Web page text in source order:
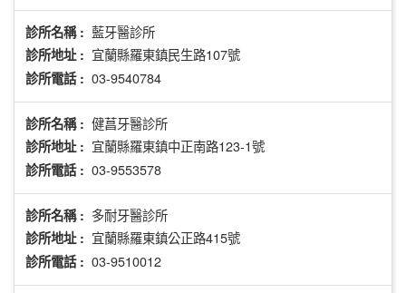
診所名稱 : 藍牙醫診所
診所地址 : 宜蘭縣羅東鎮民生路107號
診所電話 : 03-9540784
診所名稱 : 健菖牙醫診所
診所地址 : 宜蘭縣羅東鎮中正南路123-1號
診所電話 : 03-9553578
診所名稱 : 多耐牙醫診所
診所地址 : 宜蘭縣羅東鎮公正路415號
診所電話 : 03-9510012